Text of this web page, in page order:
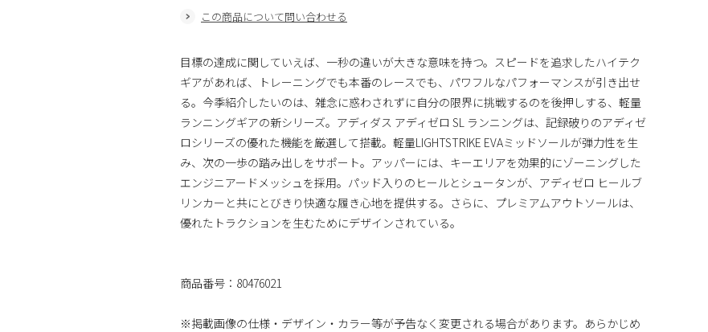
この商品について問い合わせる
目標の達成に関していえば、一秒の違いが大きな意味を持つ。スピードを追求したハイテク
ギアがあれば、トレーニングでも本番のレースでも、パワフルなパフォーマンスが引き出せ
る。今季紹介したいのは、雑念に惑わされずに自分の限界に挑戦するのを後押しする、軽量
ランニングギアの新シリーズ。アディダス アディゼロ SL ランニングは、記録破りのアディゼ
ロシリーズの優れた機能を厳選して搭載。軽量LIGHTSTRIKE EVAミッドソールが弾力性を生
み、次の一歩の踏み出しをサポート。アッパーには、キーエリアを効果的にゾーニングした
エンジニアードメッシュを採用。パッド入りのヒールとシュータンが、アディゼロ ヒールブ
リンカーと共にとびきり快適な履き心地を提供する。さらに、プレミアムアウトソールは、
優れたトラクションを生むためにデザインされている。
商品番号：80476021
※掲載画像の仕様・デザイン・カラー等が予告なく変更される場合があります。あらかじめ